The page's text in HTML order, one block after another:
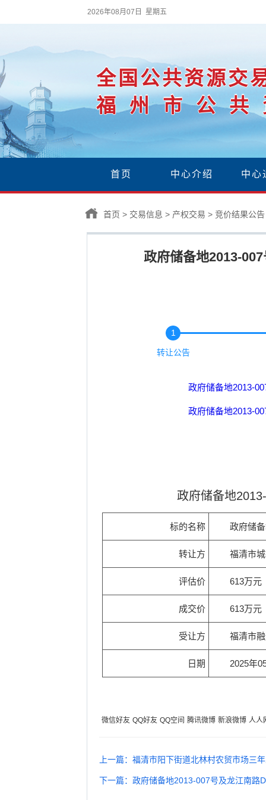
2026年08月07日 星期五
全国公共资源交
福州市公
首页 中心介绍 中心
首页 > 交易信息 > 产权交易 > 竞价结果公告
政府储备地2013-
1
转让公告
政府储备地2013-
政府储备地2013-
政府储备地
标的名称 政府储
转让方 福清市
评估价 613万元
成交价 613万元
受让方 福清市
日期 2025年
微信好友 QQ好友 QQ空间 腾讯微博 新浪微博 人人
上一篇：福清市阳下街道北林村农贸市场三
下一篇：政府储备地2013-007号及龙江南路